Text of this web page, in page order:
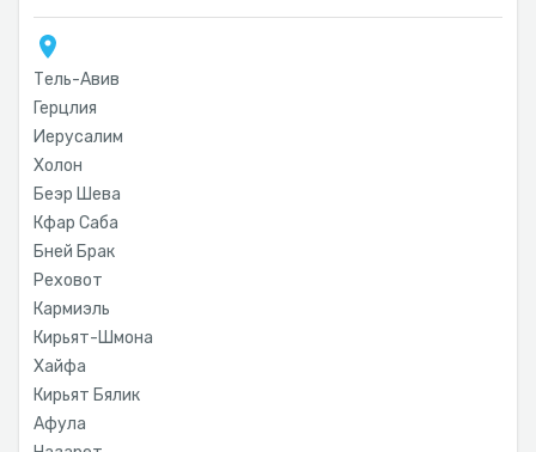
Тель-Авив‎
Герцлия
Иерусалим
Холон
Беэр Шева
Кфар Саба
Бней Брак
Реховот
Кармиэль
Кирьят-Шмона
Хайфа
Кирьят Бялик
Афула